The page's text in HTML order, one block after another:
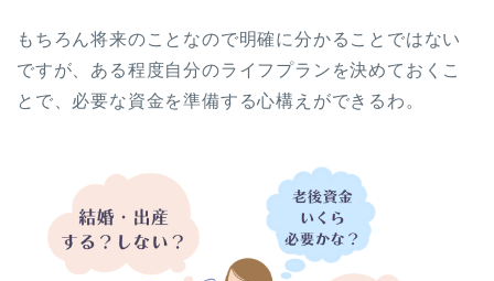
もちろん将来のことなので明確に分かることではない
ですが、ある程度自分のライフプランを決めておくこ
とで、必要な資金を準備する心構えができるわ。